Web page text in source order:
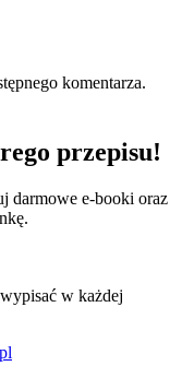
komentarza.
przepisu!
darmowe e-booki oraz
w każdej